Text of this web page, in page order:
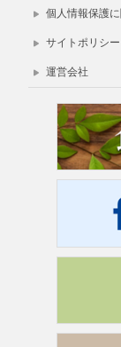
個人情報保護
サイトポリシー
運営会社